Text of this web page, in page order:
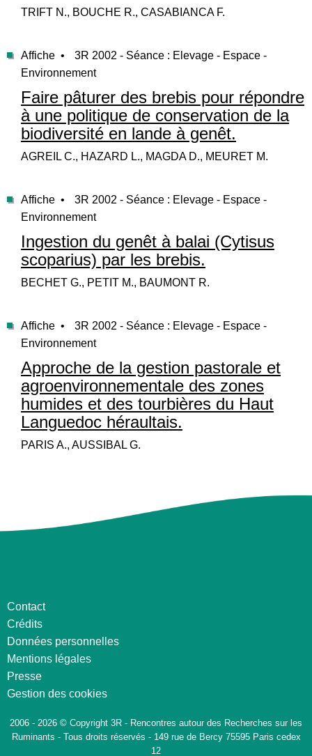
TRIFT N., BOUCHE R., CASABIANCA F.
Affiche •
3R 2002 - Séance : Elevage - Espace -
Environnement
Faire pâturer des brebis pour répondre
à une politique de conservation de la
biodiversité en lande à genêt.
AGREIL C., HAZARD L., MAGDA D., MEURET M.
Affiche •
3R 2002 - Séance : Elevage - Espace -
Environnement
Ingestion du genêt à balai (Cytisus
scoparius) par les brebis.
BECHET G., PETIT M., BAUMONT R.
Affiche •
3R 2002 - Séance : Elevage - Espace -
Environnement
Approche de la gestion pastorale et
agroenvironnementale des zones
humides et des tourbières du Haut
Languedoc héraultais.
PARIS A., AUSSIBAL G.
Contact
Crédits
Données personnelles
Mentions légales
Presse
Gestion des cookies
2006 - 2026 © Copyright 3R - Rencontres autour des Recherches sur les
Ruminants - Tous droits réservés - 149 rue de Bercy 75595 Paris cedex
12